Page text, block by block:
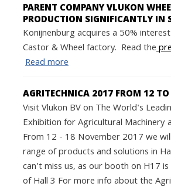
PARENT COMPANY VLUKON
PRODUCTION SIGNIFICANTLY IN
Konijnenburg acquires a 50%
Castor & Wheel factory. Read the
Read more
AGRITECHNICA 2017 FROM 12
Visit Vlukon BV on The World's
Exhibition for Agricultural Machinery
From 12 - 18 November 2017 we
range of products and solutions in
can't miss us, as our booth on H17
of Hall 3 For more info about the